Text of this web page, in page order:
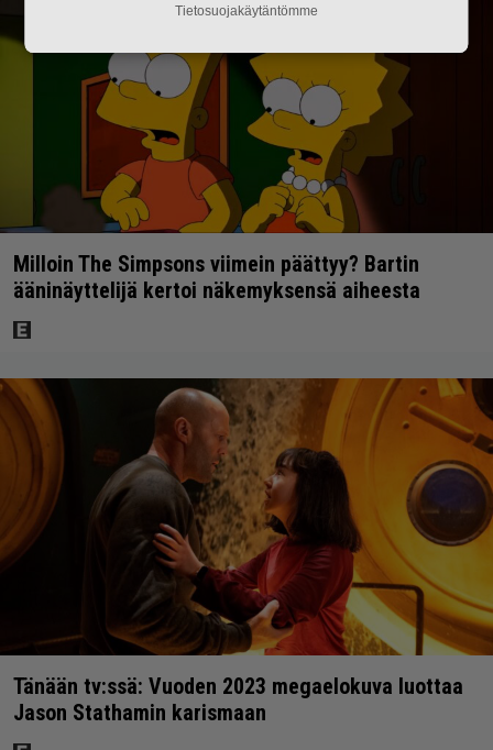
Milloin The Simpsons viimein päättyy? Bartin
ääninäyttelijä kertoi näkemyksensä aiheesta
Tänään tv:ssä: Vuoden 2023 megaelokuva luottaa
Jason Stathamin karismaan
Tietosuojakäytäntömme